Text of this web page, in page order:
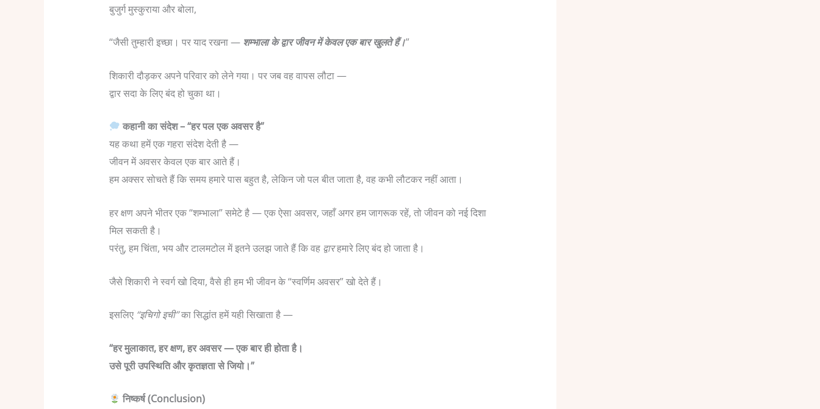
बुजुर्ग मुस्कुराया और बोला,
“जैसी तुम्हारी इच्छा। पर याद रखना — शम्भाला के द्वार जीवन में केवल एक बार खुलते हैं।”
शिकारी दौड़कर अपने परिवार को लेने गया। पर जब वह वापस लौटा —
द्वार सदा के लिए बंद हो चुका था।
कहानी का संदेश – “हर पल एक अवसर है”
यह कथा हमें एक गहरा संदेश देती है —
जीवन में अवसर केवल एक बार आते हैं।
हम अक्सर सोचते हैं कि समय हमारे पास बहुत है, लेकिन जो पल बीत जाता है, वह कभी लौटकर नहीं आता।
हर क्षण अपने भीतर एक “शम्भाला” समेटे है — एक ऐसा अवसर, जहाँ अगर हम जागरूक रहें, तो जीवन को नई दिशा
मिल सकती है।
परंतु, हम चिंता, भय और टालमटोल में इतने उलझ जाते हैं कि वह द्वारहमारे लिए बंद हो जाता है।
जैसे शिकारी ने स्वर्ग खो दिया, वैसे ही हम भी जीवन के “स्वर्णिम अवसर” खो देते हैं।
इसलिए “इचिगो इची”का सिद्धांत हमें यही सिखाता है —
“हर मुलाकात, हर क्षण, हर अवसर — एक बार ही होता है।
उसे पूरी उपस्थिति और कृतज्ञता से जियो।”
निष्कर्ष (Conclusion)